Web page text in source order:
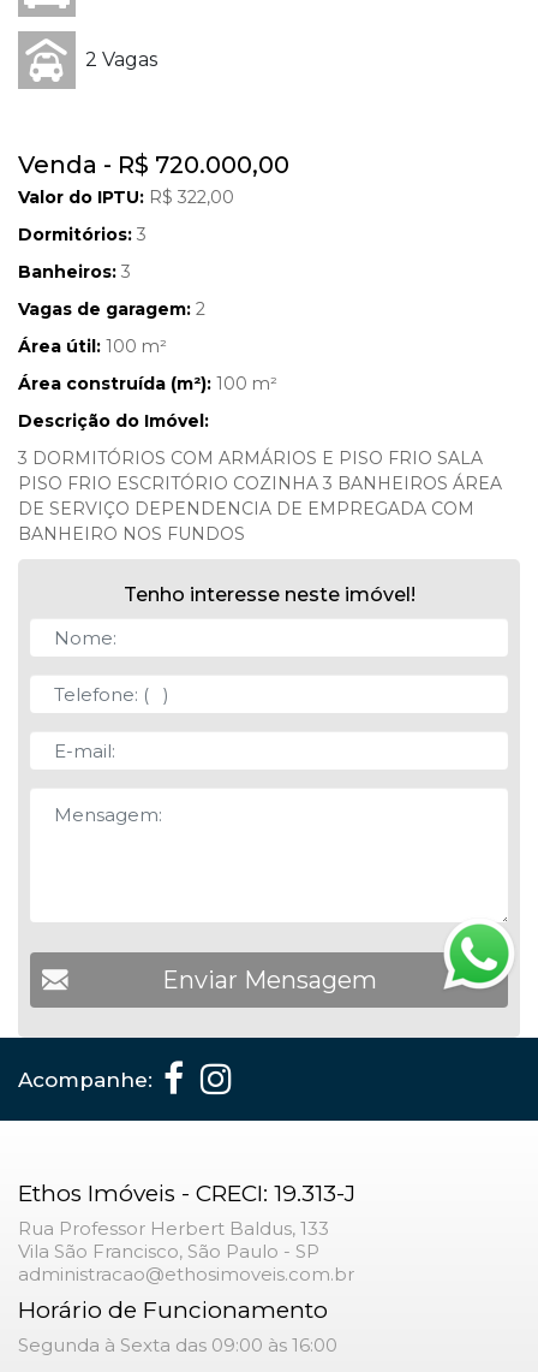
2 Vagas
Venda - R$ 720.000,00
Valor do IPTU: R$ 322,00
Dormitórios: 3
Banheiros: 3
Vagas de garagem: 2
Área útil: 100 m²
Área construída (m²): 100 m²
Descrição do Imóvel:
3 DORMITÓRIOS COM ARMÁRIOS E PISO FRIO SALA
PISO FRIO ESCRITÓRIO COZINHA 3 BANHEIROS ÁREA
DE SERVIÇO DEPENDENCIA DE EMPREGADA COM
BANHEIRO NOS FUNDOS
Tenho interesse neste imóvel!
Acompanhe:
Ethos Imóveis - CRECI: 19.313-J
Rua Professor Herbert Baldus, 133
Vila São Francisco, São Paulo - SP
administracao@ethosimoveis.com.br
Horário de Funcionamento
Segunda à Sexta das 09:00 às 16:00